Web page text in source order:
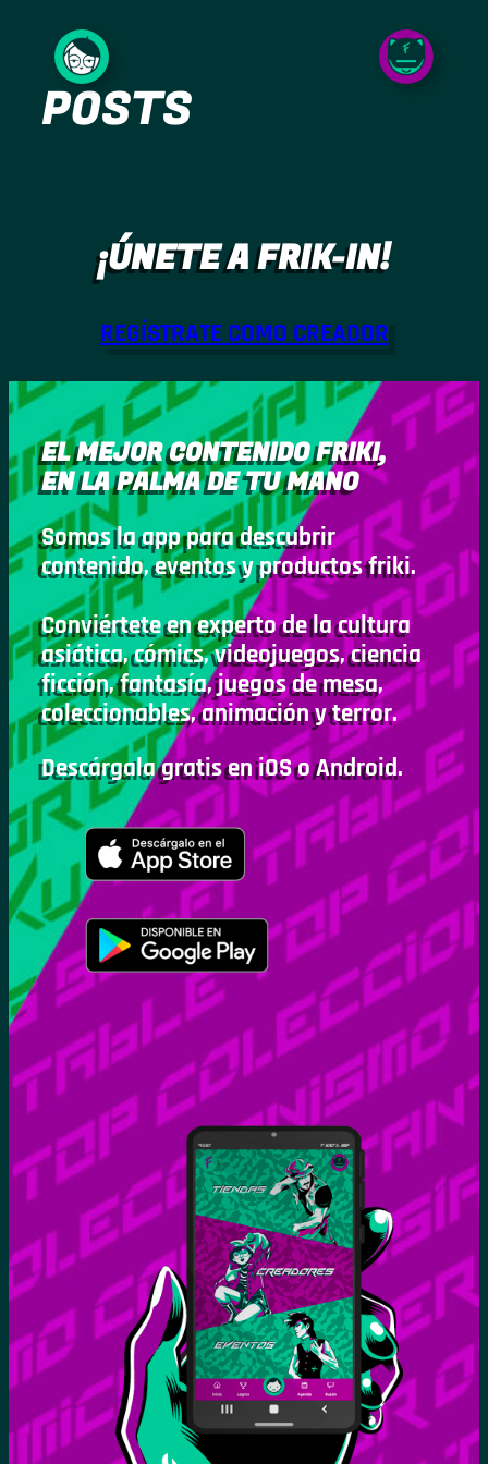
contenido
POSTS
¡ÚNETE A FRIK-IN!
REGÍSTRATE COMO CREADOR
EL MEJOR CONTENIDO FRIKI,
EN LA PALMA DE TU MANO
Somos la app para descubrir
contenido, eventos y productos friki.
Conviértete en experto de la cultura
asiática, cómics, videojuegos, ciencia
ficción, fantasía, juegos de mesa,
coleccionables, animación y terror.
Descárgala gratis en iOS o Android.